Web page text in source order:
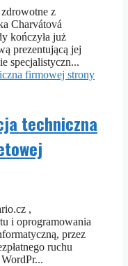
z
Charvátová
kończyła już
prezentującą jej
specjalistyczn...
techniczna
,
i oprogramowania
przez
ruchu